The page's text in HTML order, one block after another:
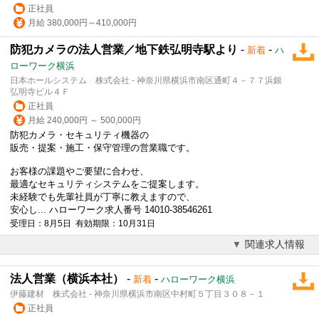
正社員
月給 380,000円～410,000円
防犯カメラの法人営業／地下鉄弘明寺駅より - 新着 - ハ
ローワーク横浜
日本ホールシステム 株式会社 - 神奈川県横浜市南区通町４－７７浜銀
弘明寺ビル４Ｆ
正社員
月給 240,000円 ～ 500,000円
防犯カメラ・セキュリティ機器の
販売・提案・施工・保守管理の営業職です。
お客様の課題やご要望に合わせ、
最適なセキュリティシステムをご提案します。
未経験でも先輩社員が丁寧に教えますので、
安心し... ハローワーク求人番号 14010-38546261
受理日：8月5日 有効期限：10月31日
関連求人情報
法人営業（横浜本社） - 新着 - ハローワーク横浜
伊藤建材 株式会社 - 神奈川県横浜市南区中村町５丁目３０８－１
正社員